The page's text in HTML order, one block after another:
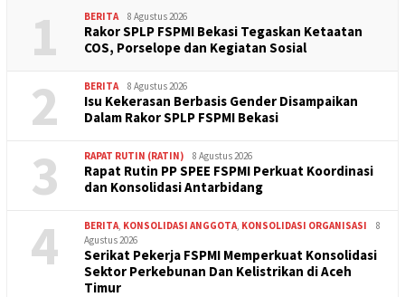
1 BERITA 8 Agustus 2026
Rakor SPLP FSPMI Bekasi Tegaskan Ketaatan
COS, Porselope dan Kegiatan Sosial
2 BERITA 8 Agustus 2026
Isu Kekerasan Berbasis Gender Disampaikan
Dalam Rakor SPLP FSPMI Bekasi
3 RAPAT RUTIN (RATIN) 8 Agustus 2026
Rapat Rutin PP SPEE FSPMI Perkuat Koordinasi
dan Konsolidasi Antarbidang
4 BERITA KONSOLIDASI ANGGOTA KONSOLIDASI ORGANISASI
8
Agustus 2026
Serikat Pekerja FSPMI Memperkuat Konsolidasi
Sektor Perkebunan Dan Kelistrikan di Aceh
Timur